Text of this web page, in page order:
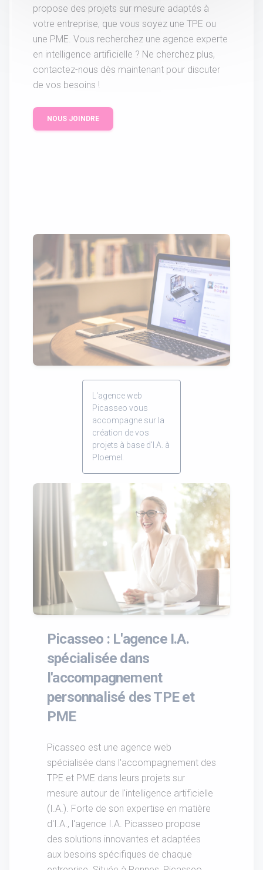
propose des projets sur mesure adaptés à
votre entreprise, que vous soyez une TPE ou
une PME. Vous recherchez une agence experte
en intelligence artificielle ? Ne cherchez plus,
contactez-nous dès maintenant pour discuter
de vos besoins !
NOUS JOINDRE
L'agence web
Picasseo vous
accompagne sur la
création de vos
projets à base d'I.A. à
Ploemel.
Picasseo : L'agence I.A.
spécialisée dans
l'accompagnement
personnalisé des TPE et
PME
Picasseo est une agence web
spécialisée dans l'accompagnement des
TPE et PME dans leurs projets sur
mesure autour de l'intelligence artificielle
(I.A.). Forte de son expertise en matière
d'I.A., l'agence I.A. Picasseo propose
des solutions innovantes et adaptées
aux besoins spécifiques de chaque